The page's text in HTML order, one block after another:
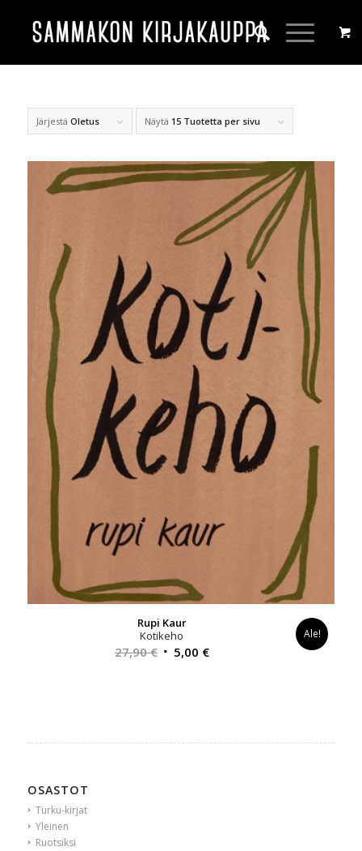
Järjestä Oletus Näytä 15 Tuotetta per sivu
Rupi Kaur
Kotikeho
27,90€ Alkuperäinen
5,00 €Nykyinen
Ale!
OSASTOT
Turku-kirjat
Yleinen
Ruotsiksi